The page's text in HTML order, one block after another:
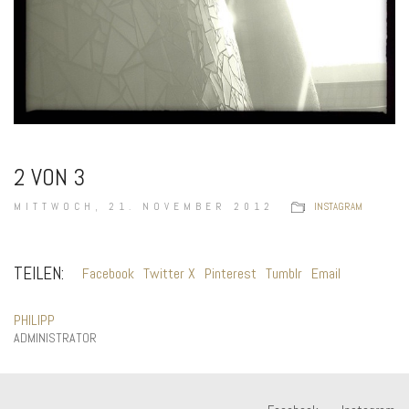
2 VON 3
MITTWOCH, 21. NOVEMBER 2012 INSTAGRAM
TEILEN: Facebook Twitter X Pinterest Tumblr Email
PHILIPP
ADMINISTRATOR